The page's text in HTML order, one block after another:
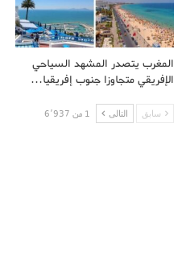
المغرب يتصدر المشهد السياحي
الإفريقي متجاوزا جنوب إفريقيا…
سابق التالى 1 من 6٬937